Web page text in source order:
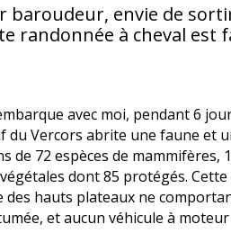
baroudeur, envie de
randonnée à cheval est
avec moi, pendant 6
du Vercors abrite une faune et
de 72 espèces de mammifères,
dont 85 protégés.
des hauts plateaux ne
et aucun véhicule à moteur